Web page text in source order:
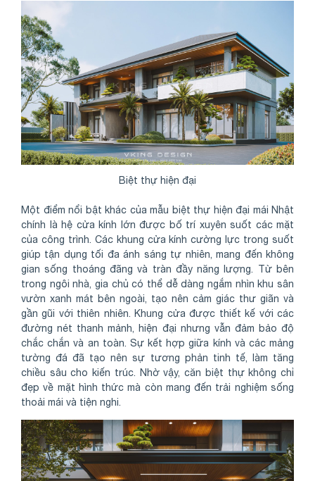
Biệt thự hiện đại
Một điểm nổi bật khác của mẫu biệt thự hiện đại mái Nhật
chính là hệ cửa kính lớn được bố trí xuyên suốt các mặt
của công trình. Các khung cửa kính cường lực trong suốt
giúp tận dụng tối đa ánh sáng tự nhiên, mang đến không
gian sống thoáng đãng và tràn đầy năng lượng. Từ bên
trong ngôi nhà, gia chủ có thể dễ dàng ngắm nhìn khu sân
vườn xanh mát bên ngoài, tạo nên cảm giác thư giãn và
gần gũi với thiên nhiên. Khung cửa được thiết kế với các
đường nét thanh mảnh, hiện đại nhưng vẫn đảm bảo độ
chắc chắn và an toàn. Sự kết hợp giữa kính và các mảng
tường đá đã tạo nên sự tương phản tinh tế, làm tăng
chiều sâu cho kiến trúc. Nhờ vậy, căn biệt thự không chỉ
đẹp về mặt hình thức mà còn mang đến trải nghiệm sống
thoải mái và tiện nghi.